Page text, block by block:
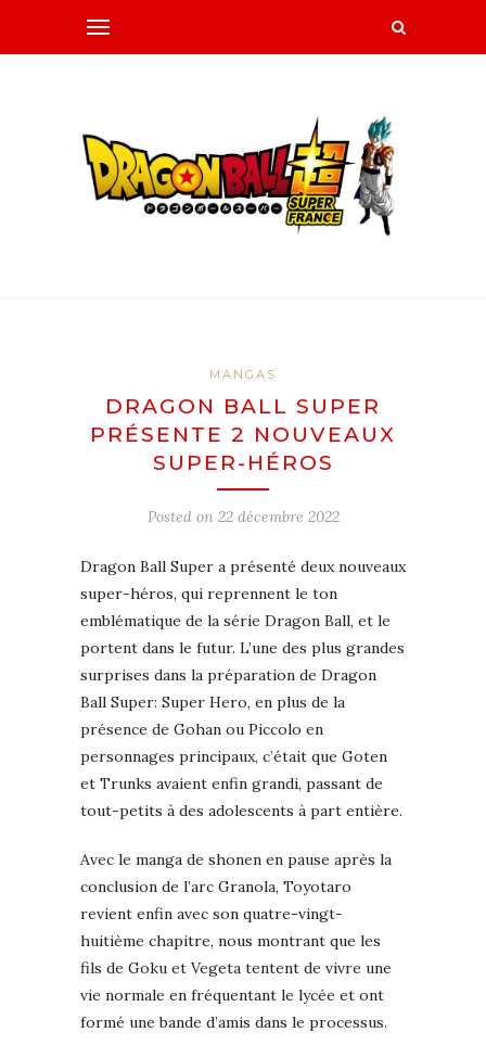
MANGAS
DRAGON BALL SUPER
PRÉSENTE 2 NOUVEAUX
SUPER-HÉROS
Posted on 22 décembre 2022
Dragon Ball Super a présenté deux nouveaux
super-héros, qui reprennent le ton
emblématique de la série Dragon Ball, et le
portent dans le futur. L’une des plus grandes
surprises dans la préparation de Dragon
Ball Super: Super Hero, en plus de la
présence de Gohan ou Piccolo en
personnages principaux, c’était que Goten
et Trunks avaient enfin grandi, passant de
tout-petits à des adolescents à part entière.
Avec le manga de shonen en pause après la
conclusion de l’arc Granola, Toyotaro
revient enfin avec son quatre-vingt-
huitième chapitre, nous montrant que les
fils de Goku et Vegeta tentent de vivre une
vie normale en fréquentant le lycée et ont
formé une bande d’amis dans le processus.